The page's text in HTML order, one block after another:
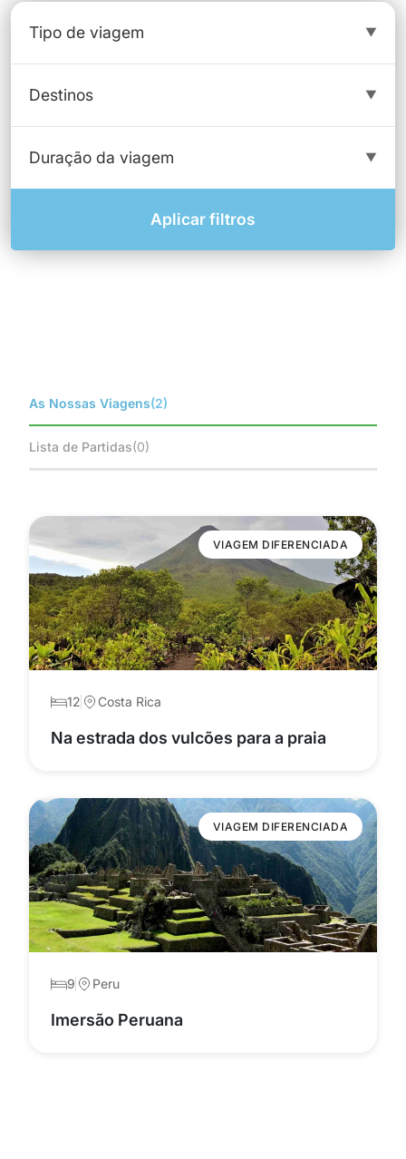
Aplicar filtros
As Nossas Viagens(2)
Lista de Partidas(0)
VIAGEM DIFERENCIADA
12 Costa Rica
Na estrada dos vulcões para a praia
VIAGEM DIFERENCIADA
9 Peru
Imersão Peruana